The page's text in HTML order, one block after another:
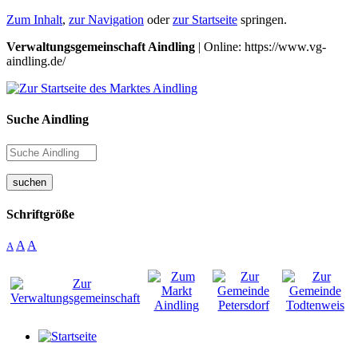
Zum Inhalt, zur Navigation oderzur Startseite springen.
Verwaltungsgemeinschaft Aindling | Online: https://www.vg-
aindling.de/
Suche Aindling
suchen
Schriftgröße
A A A